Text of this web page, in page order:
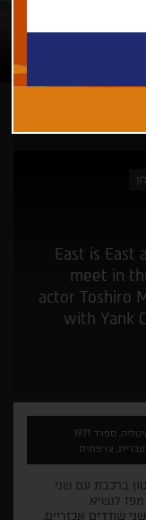
East is East
meet in
actor Toshiro
with Yank
ספרד 1971
צרפתית
ברכבת עם שני
לנשיא
שודדים אכזריים,